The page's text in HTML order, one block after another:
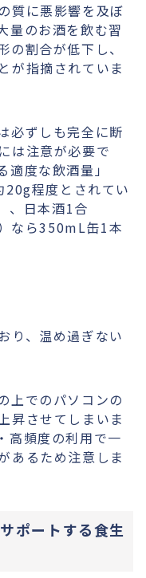
質に悪影響を及ぼ
量のお酒を飲む習
割合が低下し、
が指摘されていま
必ずしも完全に断
は注意が必要で
度な飲酒量」
20g程度とされてい
、日本酒1合
なら350mL缶1本
り、温め過ぎない
上でのパソコンの
昇させてしまいま
高頻度の利用で一
あるため注意しま
ポートする食生